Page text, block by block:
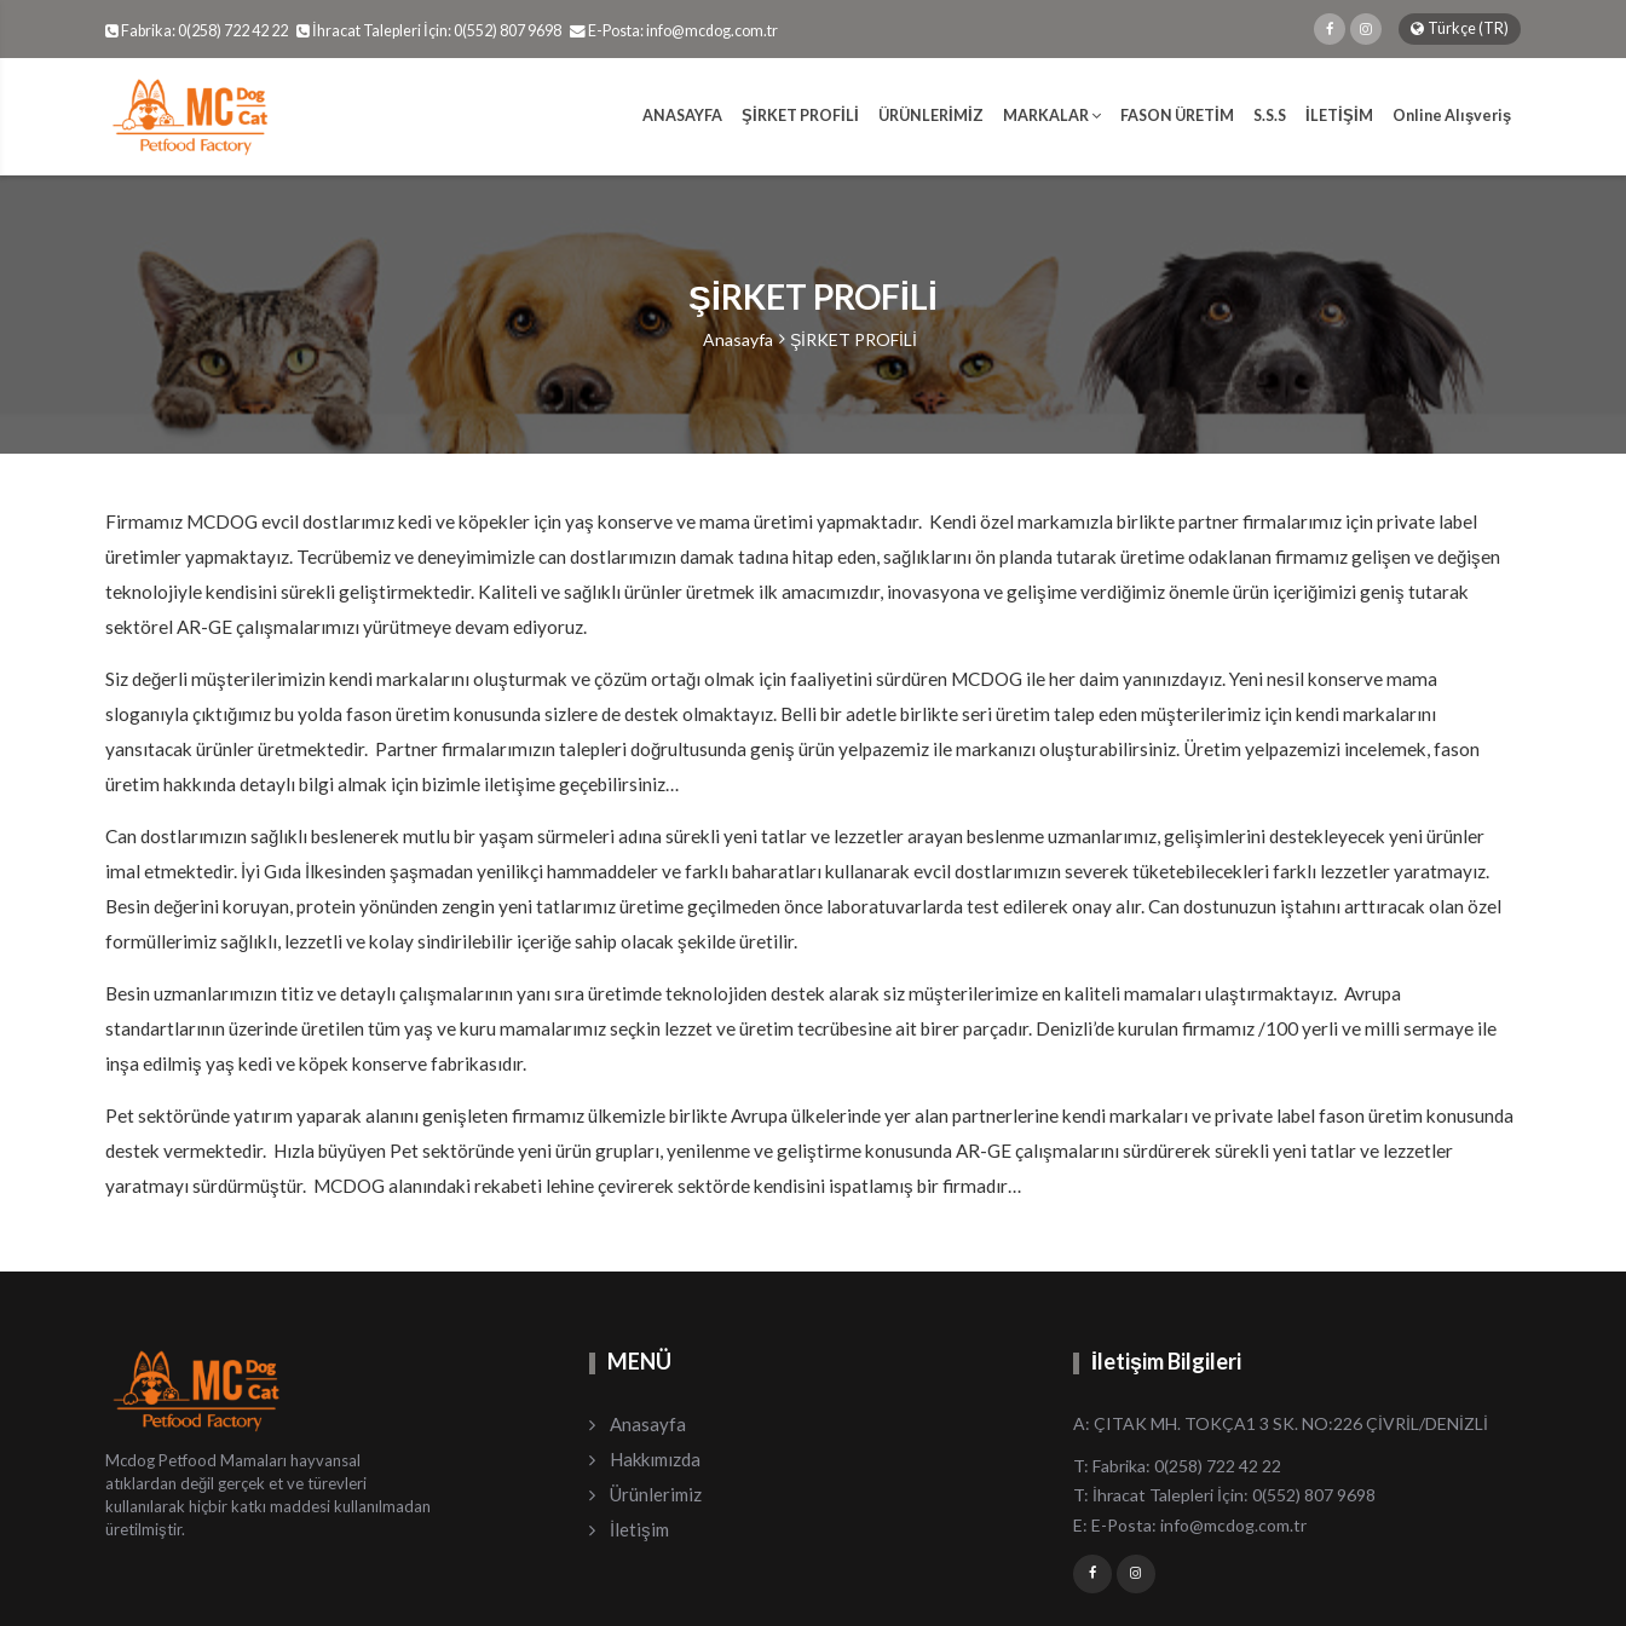
Fabrika: 0(258) 722 42 22 İhracat Talepleri İçin: 0(552) 807 9698 E-Posta: info@mcdog.com.tr Türkçe (TR)
ANASAYFA ŞİRKET PROFİLİ ÜRÜNLERİMİZ MARKALAR FASON ÜRETİM S.S.S İLETİŞİM Online Alışveriş
ŞİRKET PROFİLİ
Anasayfa ŞİRKET PROFİLİ
Firmamız MCDOG evcil dostlarımız kedi ve köpekler için yaş konserve ve mama üretimi yapmaktadır. Kendi özel markamızla birlikte partner firmalarımız için private label
üretimler yapmaktayız. Tecrübemiz ve deneyimimizle can dostlarımızın damak tadına hitap eden, sağlıklarını ön planda tutarak üretime odaklanan firmamız gelişen ve değişen
teknolojiyle kendisini sürekli geliştirmektedir. Kaliteli ve sağlıklı ürünler üretmek ilk amacımızdır, inovasyona ve gelişime verdiğimiz önemle ürün içeriğimizi geniş tutarak
sektörel AR-GE çalışmalarımızı yürütmeye devam ediyoruz.
Siz değerli müşterilerimizin kendi markalarını oluşturmak ve çözüm ortağı olmak için faaliyetini sürdüren MCDOG ile her daim yanınızdayız. Yeni nesil konserve mama
sloganıyla çıktığımız bu yolda fason üretim konusunda sizlere de destek olmaktayız. Belli bir adetle birlikte seri üretim talep eden müşterilerimiz için kendi markalarını
yansıtacak ürünler üretmektedir. Partner firmalarımızın talepleri doğrultusunda geniş ürün yelpazemiz ile markanızı oluşturabilirsiniz. Üretim yelpazemizi incelemek, fason
üretim hakkında detaylı bilgi almak için bizimle iletişime geçebilirsiniz…
Can dostlarımızın sağlıklı beslenerek mutlu bir yaşam sürmeleri adına sürekli yeni tatlar ve lezzetler arayan beslenme uzmanlarımız, gelişimlerini destekleyecek yeni ürünler
imal etmektedir. İyi Gıda İlkesinden şaşmadan yenilikçi hammaddeler ve farklı baharatları kullanarak evcil dostlarımızın severek tüketebilecekleri farklı lezzetler yaratmayız.
Besin değerini koruyan, protein yönünden zengin yeni tatlarımız üretime geçilmeden önce laboratuvarlarda test edilerek onay alır. Can dostunuzun iştahını arttıracak olan özel
formüllerimiz sağlıklı, lezzetli ve kolay sindirilebilir içeriğe sahip olacak şekilde üretilir.
Besin uzmanlarımızın titiz ve detaylı çalışmalarının yanı sıra üretimde teknolojiden destek alarak siz müşterilerimize en kaliteli mamaları ulaştırmaktayız. Avrupa
standartlarının üzerinde üretilen tüm yaş ve kuru mamalarımız seçkin lezzet ve üretim tecrübesine ait birer parçadır. Denizli’de kurulan firmamız /100 yerli ve milli sermaye ile
inşa edilmiş yaş kedi ve köpek konserve fabrikasıdır.
Pet sektöründe yatırım yaparak alanını genişleten firmamız ülkemizle birlikte Avrupa ülkelerinde yer alan partnerlerine kendi markaları ve private label fason üretim konusunda
destek vermektedir. Hızla büyüyen Pet sektöründe yeni ürün grupları, yenilenme ve geliştirme konusunda AR-GE çalışmalarını sürdürerek sürekli yeni tatlar ve lezzetler
yaratmayı sürdürmüştür. MCDOG alanındaki rekabeti lehine çevirerek sektörde kendisini ispatlamış bir firmadır…
Mcdog Petfood Mamaları hayvansal
atıklardan değil gerçek et ve türevleri
kullanılarak hiçbir katkı maddesi kullanılmadan
üretilmiştir.
MENÜ
Anasayfa
Hakkımızda
Ürünlerimiz
İletişim
İletişim Bilgileri
A: ÇITAK MH. TOKÇA1 3 SK. NO:226 ÇİVRİL/DENİZLİ
T: Fabrika: 0(258) 722 42 22
T: İhracat Talepleri İçin: 0(552) 807 9698
E: E-Posta: info@mcdog.com.tr